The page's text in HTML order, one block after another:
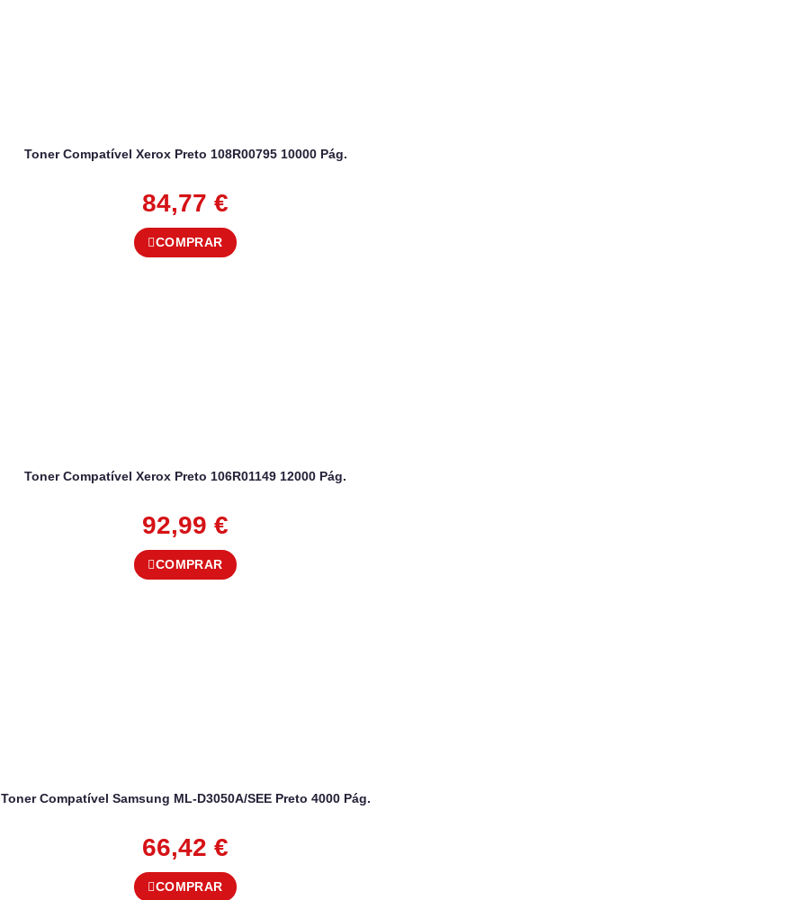
Toner Compatível Xerox Preto 108R00795 10000 Pág.
84,77 €
COMPRAR
Toner Compatível Xerox Preto 106R01149 12000 Pág.
92,99 €
COMPRAR
Toner Compatível Samsung ML-D3050A/SEE Preto 4000 Pág.
66,42 €
COMPRAR